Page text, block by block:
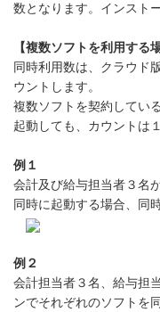
数となります。インスト
【複数ソフトを利用する
同時利用数は、クラウド
ウントします。
複数ソフトを契約してい
起動しても、カウントは
例１
会計及び給与担当者３名
同時に起動する場合、同
例２
会計担当者３名、給与担
ンでそれぞれのソフトを